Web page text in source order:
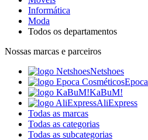
Informática
Moda
Todos os departamentos
Nossas marcas e parceiros
Netshoes
KaBuM!
AliExpress
Todas as marcas
Todas as categorias
Todas as subcategorias